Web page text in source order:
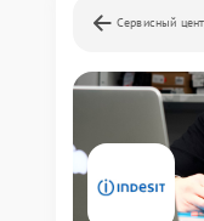
Сервисный